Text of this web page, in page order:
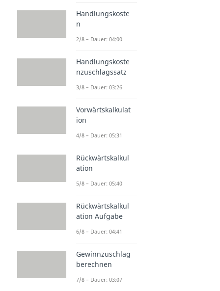
Handlungskoste
n
2/8 – Dauer: 04:00
Handlungskoste
nzuschlagssatz
3/8 – Dauer: 03:26
Vorwärtskalkulat
ion
4/8 – Dauer: 05:31
Rückwärtskalkul
ation
5/8 – Dauer: 05:40
Rückwärtskalkul
ation Aufgabe
6/8 – Dauer: 04:41
Gewinnzuschlag
berechnen
7/8 – Dauer: 03:07